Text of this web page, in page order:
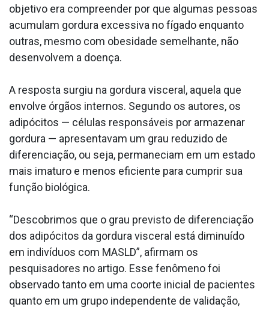
objetivo era compreender por que algumas pessoas
acumulam gordura excessiva no fígado enquanto
outras, mesmo com obesidade semelhante, não
desenvolvem a doença.
A resposta surgiu na gordura visceral, aquela que
envolve órgãos internos. Segundo os autores, os
adipócitos — células responsáveis por armazenar
gordura — apresentavam um grau reduzido de
diferenciação, ou seja, permaneciam em um estado
mais imaturo e menos eficiente para cumprir sua
função biológica.
“Descobrimos que o grau previsto de diferenciação
dos adipócitos da gordura visceral está diminuído
em indivíduos com MASLD”, afirmam os
pesquisadores no artigo. Esse fenômeno foi
observado tanto em uma coorte inicial de pacientes
quanto em um grupo independente de validação,